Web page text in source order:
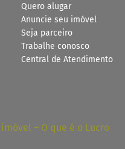
Quero alugar
Anuncie seu imóvel
Seja parceiro
Trabalhe conosco
Central de Atendimento
– O que é o Lucro